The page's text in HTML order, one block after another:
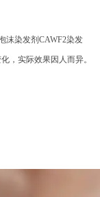
沫染发剂CAWF2染发
，实际效果因人而异。